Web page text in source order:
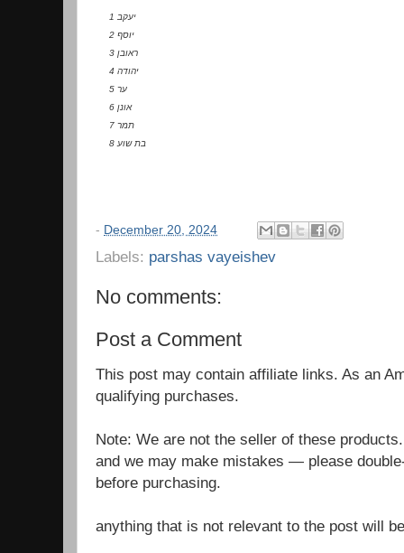
1 יעקב
2 יוסף
3 ראובן
4 יהודה
5 ער
6 אונן
7 תמר
8בת שוע
- December 20, 2024
Labels: parshas vayeishev
No comments:
Post a Comment
This post may contain affiliate links. As an
qualifying purchases.
Note: We are not the seller of these
and we may make mistakes — please
before purchasing.
anything that is not relevant to the post will